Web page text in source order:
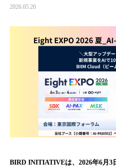
2026.05.20
BIRD INITIATIVEは、2026年6月3